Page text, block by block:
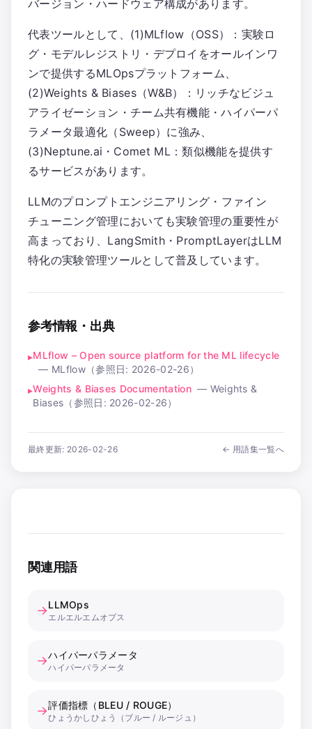
バージョン・ハードウェア構成があります。
代表ツールとして、(1)MLflow（OSS）：実験ロ
グ・モデルレジストリ・デプロイをオールインワ
ンで提供するMLOpsプラットフォーム、
(2)Weights & Biases（W&B）：リッチなビジュ
アライゼーション・チーム共有機能・ハイパーパ
ラメータ最適化（Sweep）に強み、
(3)Neptune.ai・Comet ML：類似機能を提供す
るサービスがあります。
LLMのプロンプトエンジニアリング・ファイン
チューニング管理においても実験管理の重要性が
高まっており、LangSmith・PromptLayerはLLM
特化の実験管理ツールとして普及しています。
参考情報・出典
▸MLflow – Open source platform for the ML lifecycle
— MLflow（参照日: 2026-02-26）
▸Weights & Biases Documentation — Weights &
Biases （参照日: 2026-02-26）
最終更新: 2026-02-26 ← 用語集一覧へ
関連用語
→LLMOps
エルエルエムオプス
→ハイパーパラメータ
ハイパーパラメータ
→評価指標（BLEU / ROUGE）
ひょうかしひょう（ブルー / ルージュ）